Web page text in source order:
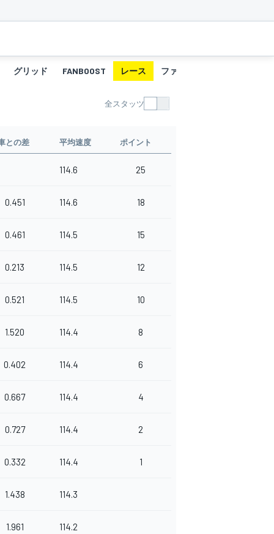
グリッド FANBOOST レース ファステストラップ
全スタッツ
との差 平均速度 ポイント
114.6 25
0.451 114.6 18
0.461 114.5 15
0.213 114.5 12
0.521 114.5 10
1.520 114.4 8
0.402 114.4 6
0.667 114.4 4
0.727 114.4 2
0.332 114.4 1
1.438 114.3
1.961 114.2